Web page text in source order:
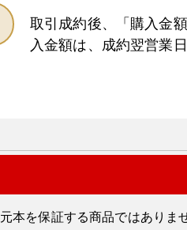
取引成約後、「購入金
入金額は、成約翌営業
元本を保証する商品ではありま